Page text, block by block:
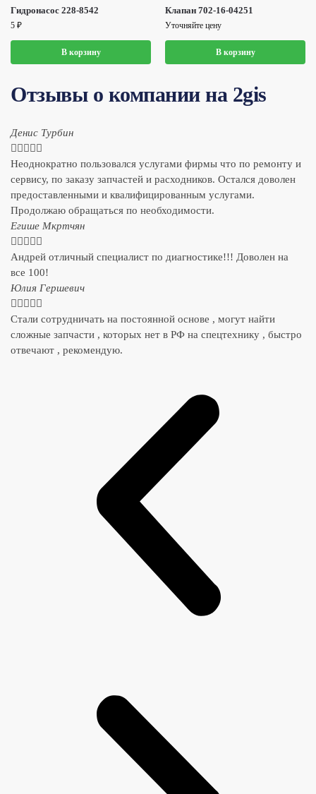
Гидронасос 228-8542
5 ₽
В корзину
Клапан 702-16-04251
Уточняйте цену
В корзину
Отзывы о компании на 2gis
Денис Турбин
    
Неоднократно пользовался услугами фирмы что по ремонту и
сервису, по заказу запчастей и расходников. Остался доволен
предоставленными и квалифицированным услугами.
Продолжаю обращаться по необходимости.
​Егише Мкртчян
    
Андрей отличный специалист по диагностике!!! Доволен на
все 100!
​Юлия Гершевич
    
Стали сотрудничать на постоянной основе , могут найти
сложные запчасти , которых нет в РФ на спецтехнику , быстро
отвечают , рекомендую.